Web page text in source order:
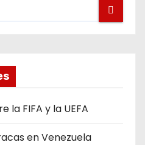
la FIFA y la UEFA
en Venezuela